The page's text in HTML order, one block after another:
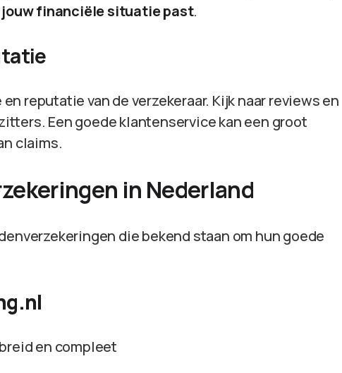
financiële situatie past.
reputatie van de verzekeraar. Kijk naar reviews en
Een goede klantenservice kan een groot
claims.
in Nederland
die bekend staan om hun goede
en compleet